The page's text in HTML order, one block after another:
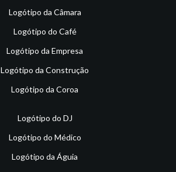
Logótipo da Câmara
Logótipo do Café
Logótipo da Empresa
Logótipo da Construção
Logótipo da Coroa
Logótipo do DJ
Logótipo do Médico
Logótipo da Águia